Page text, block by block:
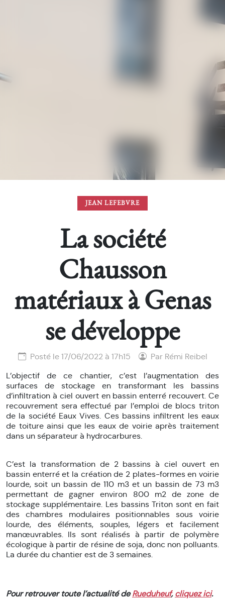
JEAN LEFEBVRE
La société
Chausson
matériaux à Genas
se développe
Posté le 17/06/2022 à 17h15
Par Rémi Reibel
L’objectif de ce chantier, c’est l’augmentation des
surfaces de stockage en transformant les bassins
d’infiltration à ciel ouvert en bassin enterré recouvert. Ce
recouvrement sera effectué par l’emploi de blocs triton
de la société Eaux Vives. Ces bassins infiltrent les eaux
de toiture ainsi que les eaux de voirie après traitement
dans un séparateur à hydrocarbures.
C’est la transformation de 2 bassins à ciel ouvert en
bassin enterré et la création de 2 plates-formes en voirie
lourde, soit un bassin de 110 m3 et un bassin de 73 m3
permettant de gagner environ 800 m2 de zone de
stockage supplémentaire. Les bassins Triton sont en fait
des chambres modulaires positionnables sous voirie
lourde, des éléments, souples, légers et facilement
manœuvrables. Ils sont réalisés à partir de polymère
écologique à partir de résine de soja, donc non polluants.
La durée du chantier est de 3 semaines.
Pour retrouver toute l’actualité deRueduheuf, cliquez ici.